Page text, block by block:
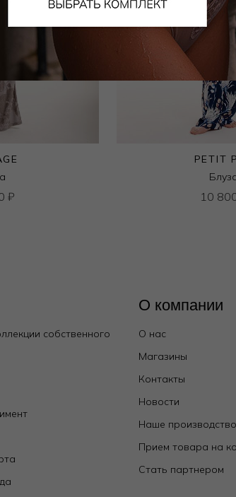
₽
PETIT
10
собственного
О компании
О нас
Магазины
Контакты
Новости
Наше производство
Прием товара на
Стать партнером